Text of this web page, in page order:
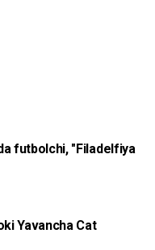
futbolchi, "Filadelfiya
Yavancha Cat